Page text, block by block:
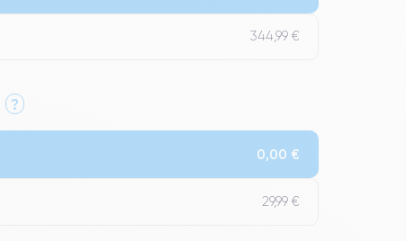
344,99 €
?
0,00 €
29,99 €